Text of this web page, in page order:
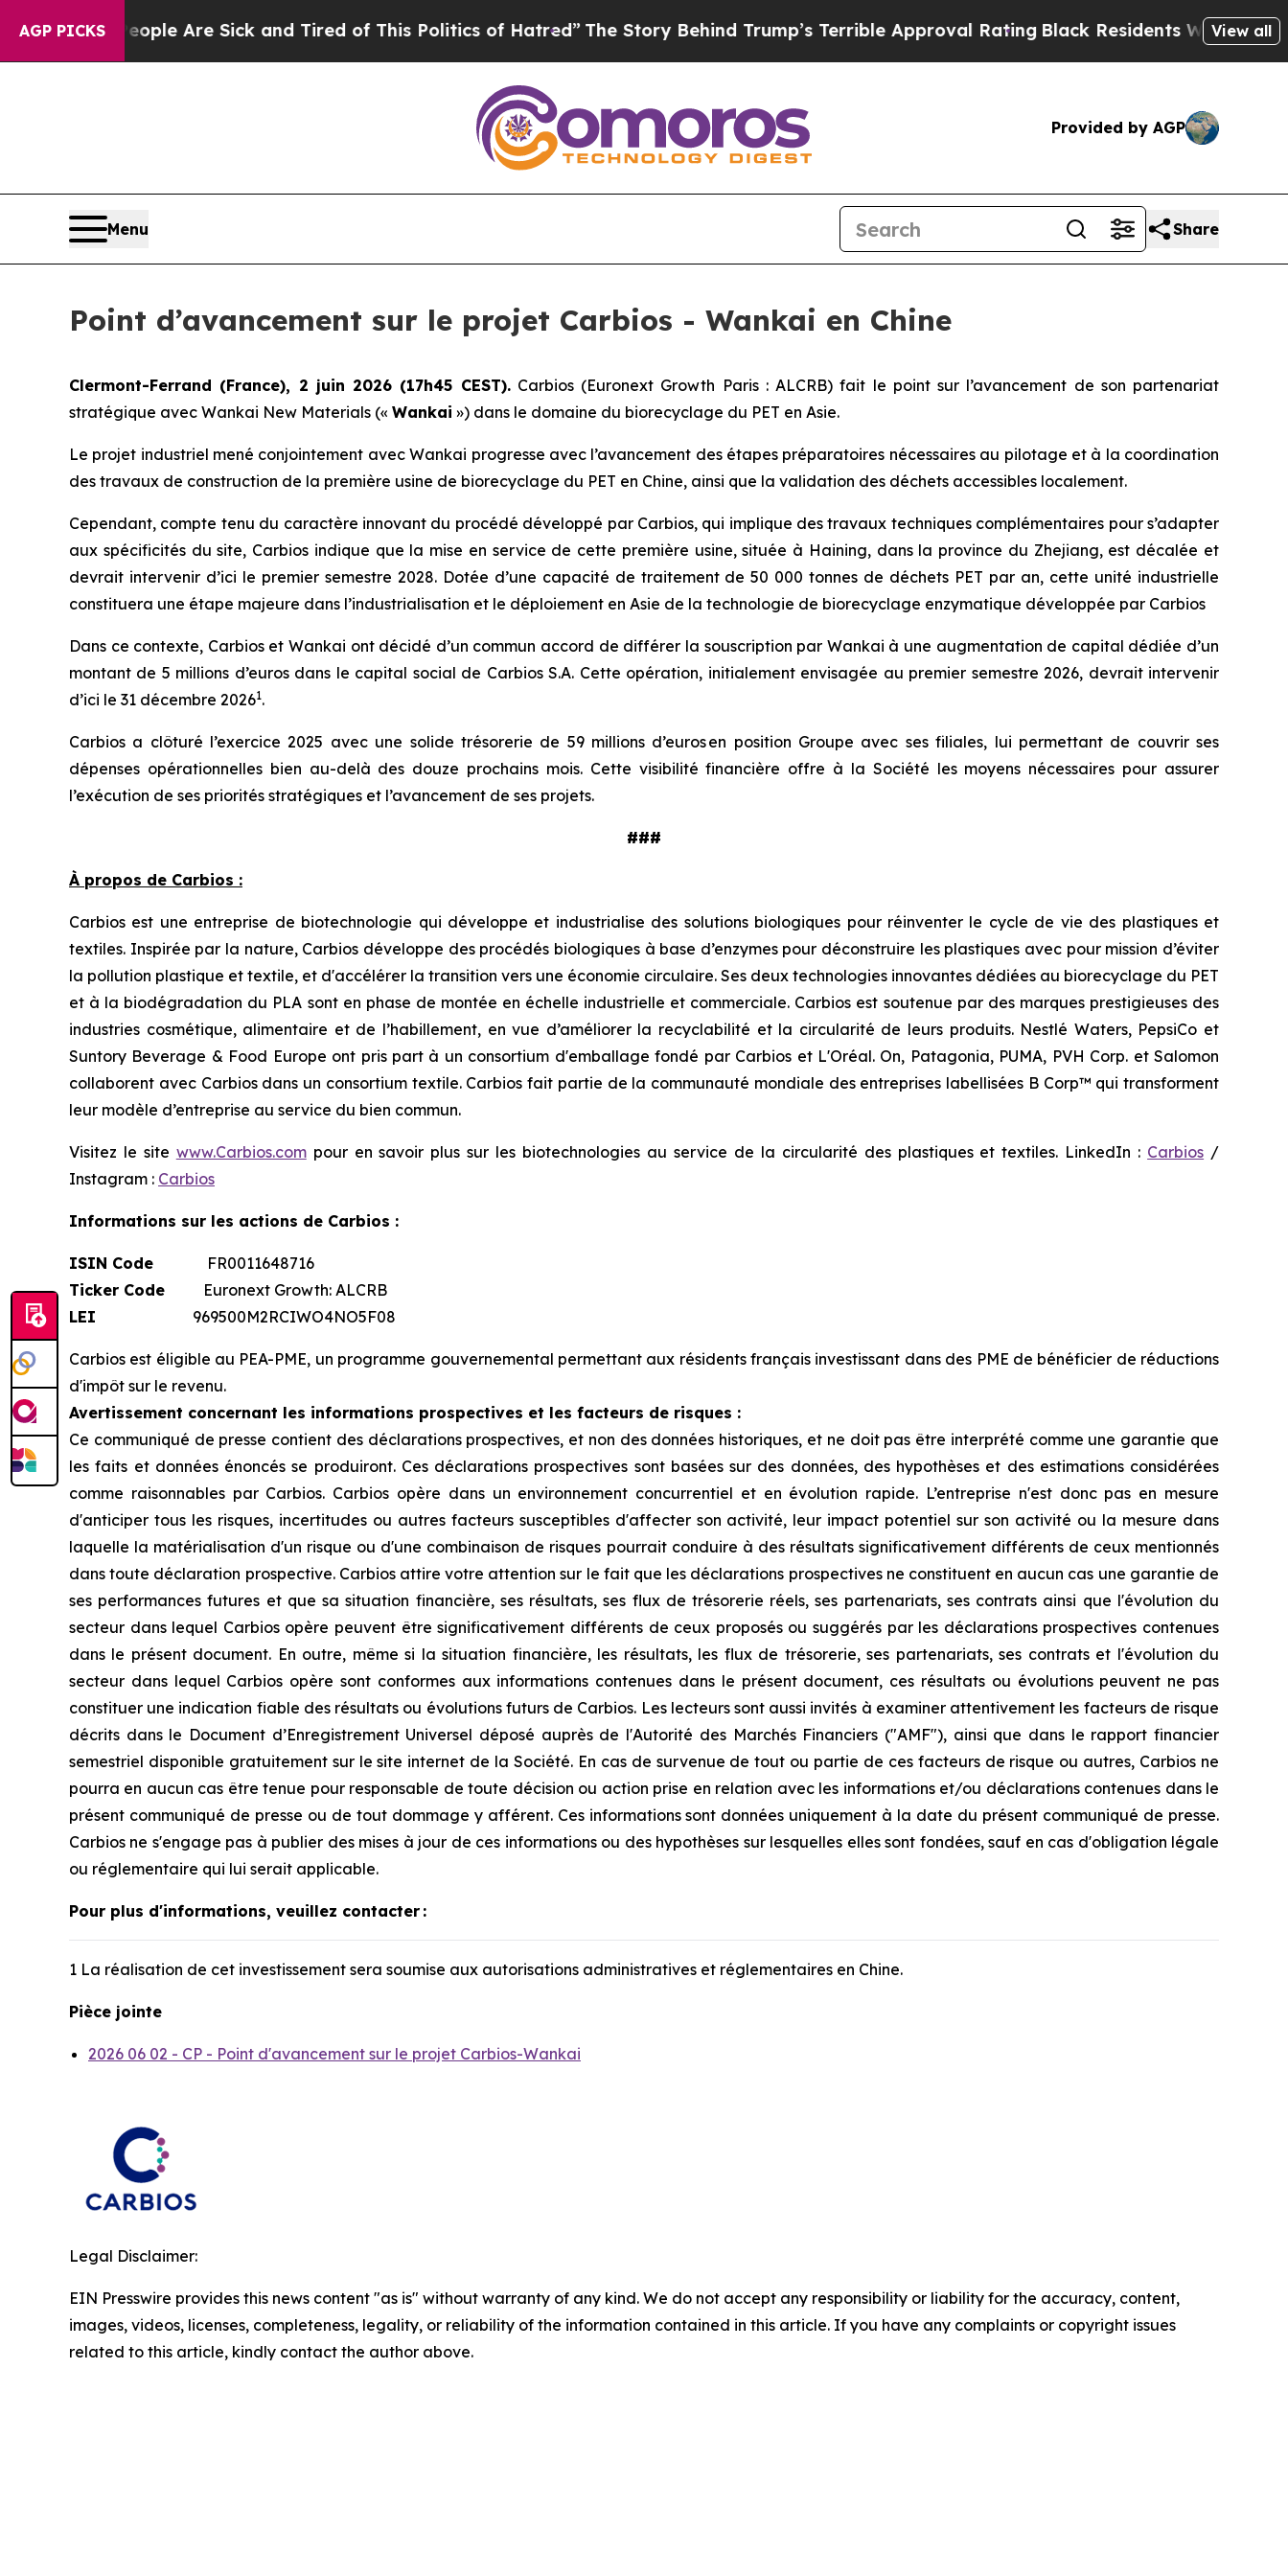
AGP PICKS
“People Are Sick and Tired of This Politics of Hatred” The Story Behind Trump’s Terrible Approval RatingBlack Residents Warned of Abusive
View all
Provided by AGP
Menu Share
Point d’avancement sur le projet Carbios - Wankai en Chine
Clermont-Ferrand (France), 2 juin 2026 (17h45 CEST).Carbios (Euronext Growth Paris : ALCRB) fait le point sur l’avancement de son partenariat
stratégique avec Wankai New Materials (« Wankai ») dans le domaine du biorecyclage du PET en Asie.
Le projet industriel mené conjointement avec Wankai progresse avec l’avancement des étapes préparatoires nécessaires au pilotage et à la coordination
des travaux de construction de la première usine de biorecyclage du PET en Chine, ainsi que la validation des déchets accessibles localement.
Cependant, compte tenu du caractère innovant du procédé développé par Carbios, qui implique des travaux techniques complémentaires pour s’adapter
aux spécificités du site, Carbios indique que la mise en service de cette première usine, située à Haining, dans la province du Zhejiang, est décalée et
devrait intervenir d’ici le premier semestre 2028. Dotée d’une capacité de traitement de 50 000 tonnes de déchets PET par an, cette unité industrielle
constituera une étape majeure dans l’industrialisation et le déploiement en Asie de la technologie de biorecyclage enzymatique développée par Carbios
Dans ce contexte, Carbios et Wankai ont décidé d’un commun accord de différer la souscription par Wankai à une augmentation de capital dédiée d’un
montant de 5 millions d’euros dans le capital social de Carbios S.A. Cette opération, initialement envisagée au premier semestre 2026, devrait intervenir
d’ici le 31 décembre 20261.
Carbios a clôturé l’exercice 2025 avec une solide trésorerie de 59 millions d’euros en position Groupe avec ses filiales, lui permettant de couvrir ses
dépenses opérationnelles bien au-delà des douze prochains mois. Cette visibilité financière offre à la Société les moyens nécessaires pour assurer
l’exécution de ses priorités stratégiques et l’avancement de ses projets.
###
À propos de Carbios :
Carbios est une entreprise de biotechnologie qui développe et industrialise des solutions biologiques pour réinventer le cycle de vie des plastiques et
textiles. Inspirée par la nature, Carbios développe des procédés biologiques à base d’enzymes pour déconstruire les plastiques avec pour mission d’éviter
la pollution plastique et textile, et d'accélérer la transition vers une économie circulaire. Ses deux technologies innovantes dédiées au biorecyclage du PET
et à la biodégradation du PLA sont en phase de montée en échelle industrielle et commerciale. Carbios est soutenue par des marques prestigieuses des
industries cosmétique, alimentaire et de l’habillement, en vue d’améliorer la recyclabilité et la circularité de leurs produits. Nestlé Waters, PepsiCo et
Suntory Beverage & Food Europe ont pris part à un consortium d'emballage fondé par Carbios et L'Oréal. On, Patagonia, PUMA, PVH Corp. et Salomon
collaborent avec Carbios dans un consortium textile. Carbios fait partie de la communauté mondiale des entreprises labellisées B Corp™ qui transforment
leur modèle d’entreprise au service du bien commun.
Visitez le site www.Carbios.compour en savoir plus sur les biotechnologies au service de la circularité des plastiques et textiles. LinkedIn : Carbios /
Instagram : Carbios
Informations sur les actions de Carbios :
ISIN Code FR0011648716
Ticker Code Euronext Growth: ALCRB
LEI
969500M2RCIWO4NO5F08
Carbios est éligible au PEA-PME, un programme gouvernemental permettant aux résidents français investissant dans des PME de bénéficier de réductions
d'impôt sur le revenu.
Avertissement concernant les informations prospectives et les facteurs de risques :
Ce communiqué de presse contient des déclarations prospectives, et non des données historiques, et ne doit pas être interprété comme une garantie que
les faits et données énoncés se produiront. Ces déclarations prospectives sont basées sur des données, des hypothèses et des estimations considérées
comme raisonnables par Carbios. Carbios opère dans un environnement concurrentiel et en évolution rapide. L’entreprise n'est donc pas en mesure
d'anticiper tous les risques, incertitudes ou autres facteurs susceptibles d'affecter son activité, leur impact potentiel sur son activité ou la mesure dans
laquelle la matérialisation d'un risque ou d'une combinaison de risques pourrait conduire à des résultats significativement différents de ceux mentionnés
dans toute déclaration prospective. Carbios attire votre attention sur le fait que les déclarations prospectives ne constituent en aucun cas une garantie de
ses performances futures et que sa situation financière, ses résultats, ses flux de trésorerie réels, ses partenariats, ses contrats ainsi que l'évolution du
secteur dans lequel Carbios opère peuvent être significativement différents de ceux proposés ou suggérés par les déclarations prospectives contenues
dans le présent document. En outre, même si la situation financière, les résultats, les flux de trésorerie, ses partenariats, ses contrats et l'évolution du
secteur dans lequel Carbios opère sont conformes aux informations contenues dans le présent document, ces résultats ou évolutions peuvent ne pas
constituer une indication fiable des résultats ou évolutions futurs de Carbios. Les lecteurs sont aussi invités à examiner attentivement les facteurs de risque
décrits dans le Document d’Enregistrement Universel déposé auprès de l'Autorité des Marchés Financiers ("AMF"), ainsi que dans le rapport financier
semestriel disponible gratuitement sur le site internet de la Société. En cas de survenue de tout ou partie de ces facteurs de risque ou autres, Carbios ne
pourra en aucun cas être tenue pour responsable de toute décision ou action prise en relation avec les informations et/ou déclarations contenues dans le
présent communiqué de presse ou de tout dommage y afférent. Ces informations sont données uniquement à la date du présent communiqué de presse.
Carbios ne s'engage pas à publier des mises à jour de ces informations ou des hypothèses sur lesquelles elles sont fondées, sauf en cas d'obligation légale
ou réglementaire qui lui serait applicable.
Pour plus d'informations, veuillez contacter :
1 La réalisation de cet investissement sera soumise aux autorisations administratives et réglementaires en Chine.
Pièce jointe
2026 06 02 - CP - Point d'avancement sur le projet Carbios-Wankai
Legal Disclaimer:
EIN Presswire provides this news content "as is" without warranty of any kind. We do not accept any responsibility or liability for the accuracy, content,
images, videos, licenses, completeness, legality, or reliability of the information contained in this article. If you have any complaints or copyright issues
related to this article, kindly contact the author above.